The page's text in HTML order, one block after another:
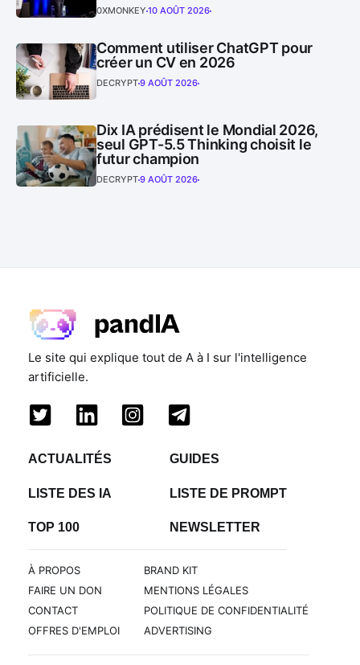
0XMONKEY 10 AOÛT 2026
Comment utiliser ChatGPT pour
créer un CV en 2026
DECRYPT9 AOÛT 2026
Dix IA prédisent le Mondial 2026,
seul GPT-5.5 Thinking choisit le
futur champion
DECRYPT9 AOÛT 2026
Le site qui explique tout de A à I sur l'intelligence
artificielle.
ACTUALITÉS GUIDES
LISTE DES IA LISTE DE PROMPT
TOP 100 NEWSLETTER
À PROPOS
FAIRE UN DON
CONTACT
OFFRES D'EMPLOI
BRAND KIT
MENTIONS LÉGALES
POLITIQUE DE CONFIDENTIALITÉ
ADVERTISING